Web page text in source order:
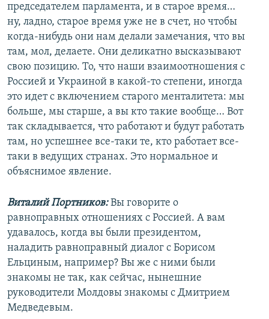
председателем парламента, и в старое время…
ну, ладно, старое время уже не в счет, но чтобы
когда-нибудь они нам делали замечания, что вы
там, мол, делаете. Они деликатно высказывают
свою позицию. То, что наши взаимоотношения с
Россией и Украиной в какой-то степени, иногда
это идет с включением старого менталитета: мы
больше, мы старше, а вы кто такие вообще… Вот
так складывается, что работают и будут работать
там, но успешнее все-таки те, кто работает все-
таки в ведущих странах. Это нормальное и
объяснимое явление.
Виталий Портников:Вы говорите о
равноправных отношениях с Россией. А вам
удавалось, когда вы были президентом,
наладить равноправный диалог с Борисом
Ельциным, например? Вы же с ними были
знакомы не так, как сейчас, нынешние
руководители Молдовы знакомы с Дмитрием
Медведевым.